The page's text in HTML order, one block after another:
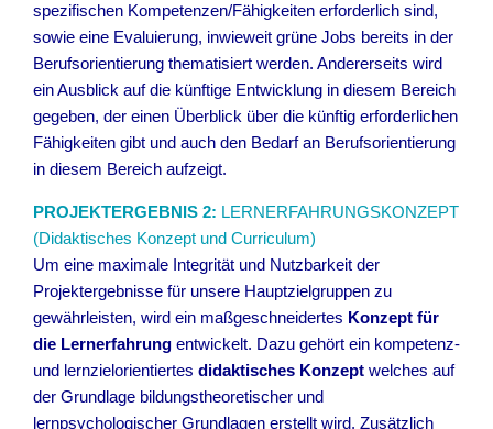
spezifischen Kompetenzen/Fähigkeiten erforderlich sind,
sowie eine Evaluierung, inwieweit grüne Jobs bereits in der
Berufsorientierung thematisiert werden. Andererseits wird
ein Ausblick auf die künftige Entwicklung in diesem Bereich
gegeben, der einen Überblick über die künftig erforderlichen
Fähigkeiten gibt und auch den Bedarf an Berufsorientierung
in diesem Bereich aufzeigt.
PROJEKTERGEBNIS 2: LERNERFAHRUNGSKONZEPT
(Didaktisches Konzept und Curriculum)
Um eine maximale Integrität und Nutzbarkeit der
Projektergebnisse für unsere Hauptzielgruppen zu
gewährleisten, wird ein maßgeschneidertes Konzept für
die Lernerfahrung entwickelt. Dazu gehört ein kompetenz-
und lernzielorientiertes didaktisches Konzept welches auf
der Grundlage bildungstheoretischer und
lernpsychologischer Grundlagen erstellt wird. Zusätzlich